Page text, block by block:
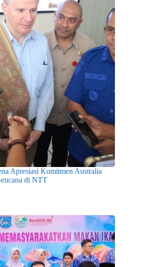
Apresiasi Komitmen Australia
di NTT